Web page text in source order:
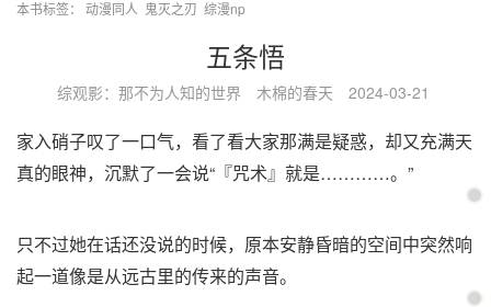
本书标签： 动漫同人 鬼灭之刃 综漫np
五条悟
综观影：那不为人知的世界 木棉的春天 2024-03-21
家入硝子叹了一口气，看了看大家那满是疑惑，却又充满天
真的眼神，沉默了一会说“『咒术』就是…………。”
只不过她在话还没说的时候，原本安静昏暗的空间中突然响
起一道像是从远古里的传来的声音。